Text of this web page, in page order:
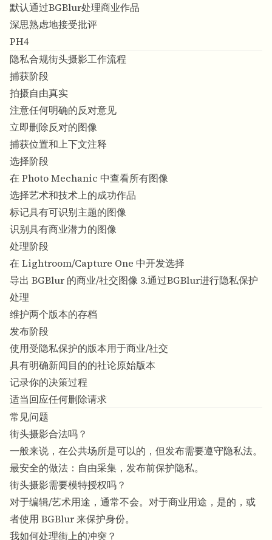
默认通过BGBlur处理商业作品
深思熟虑地接受批评
PH4
隐私合规街头摄影工作流程
捕获阶段
拍摄自由真实
注意任何明确的反对意见
立即删除反对的图像
捕获位置和上下文注释
选择阶段
在 Photo Mechanic 中查看所有图像
选择艺术和技术上的成功作品
标记具有可识别主题的图像
识别具有商业潜力的图像
处理阶段
在 Lightroom/Capture One 中开发选择
导出 BGBlur 的商业/社交图像 3.通过BGBlur进行隐私保护
处理
维护两个版本的存档
发布阶段
使用受隐私保护的版本用于商业/社交
具有明确新闻目的的社论原始版本
记录你的决策过程
适当回应任何删除请求
常见问题
街头摄影合法吗？
一般来说，在公共场所是可以的，但发布需要遵守隐私法。
最安全的做法：自由采集，发布前保护隐私。
街头摄影需要模特授权吗？
对于编辑/艺术用途，通常不会。对于商业用途，是的，或
者使用 BGBlur 来保护身份。
我如何处理街上的冲突？